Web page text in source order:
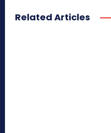
Related Articles